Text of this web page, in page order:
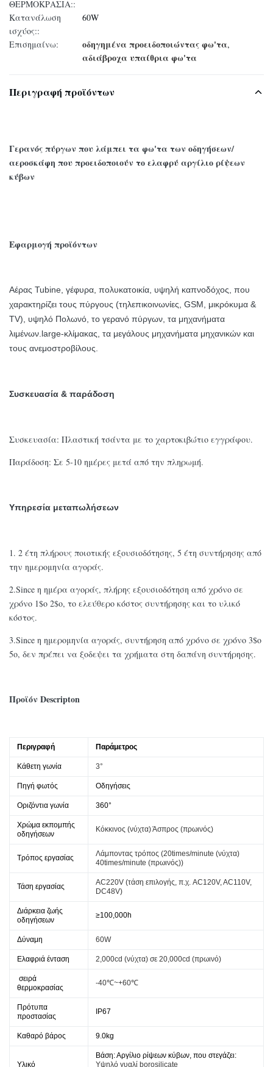
ΘΕΡΜΟΚΡΑΣΙΑ::
Κατανάλωση
ισχύος::
60W
Επισημαίνω: οδηγημένα προειδοποιώντας φω'τα,
αδιάβροχα υπαίθρια φω'τα
Περιγραφή προϊόντων
Γερανός πύργων που λάμπει τα φω'τα των οδηγήσεων/
αεροσκάφη που προειδοποιούν το ελαφρύ αργίλιο ρίψεων
κύβων
Εφαρμογή προϊόντων
Αέρας Tubine, γέφυρα, πολυκατοικία, υψηλή καπνοδόχος, που
χαρακτηρίζει τους πύργους (τηλεπικοινωνίες, GSM, μικρόκυμα &
TV), υψηλό Πολωνό, το γερανό πύργων, τα μηχανήματα
λιμένων.large-κλίμακας, τα μεγάλους μηχανήματα μηχανικών και
τους ανεμοστροβίλους.
Συσκευασία & παράδοση
Συσκευασία: Πλαστική τσάντα με το χαρτοκιβώτιο εγγράφου.
Παράδοση: Σε 5-10 ημέρες μετά από την πληρωμή.
Υπηρεσία μεταπωλήσεων
1. 2 έτη πλήρους ποιοτικής εξουσιοδότησης, 5 έτη συντήρησης από
την ημερομηνία αγοράς.
2.Since η ημέρα αγοράς, πλήρης εξουσιοδότηση από χρόνο σε
χρόνο 1$ο 2$ο, το ελεύθερο κόστος συντήρησης και το υλικό
κόστος.
3.Since η ημερομηνία αγοράς, συντήρηση από χρόνο σε χρόνο 3$ο
5ο, δεν πρέπει να ξοδεψει τα χρήματα στη δαπάνη συντήρησης.
Προϊόν Descripton
Περιγραφή Παράμετρος
Κάθετη γωνία 3°
Πηγή φωτός Οδηγήσεις
Οριζόντια γωνία 360°
Χρώμα εκπομπής
οδηγήσεων
Κόκκινος (νύχτα) Άσπρος (πρωινός)
Τρόπος εργασίας Λάμποντας τρόπος (20times/minute (νύχτα)
40times/minute (πρωινός))
Τάση εργασίας
AC220V (τάση επιλογής, π.χ. AC120V, AC110V,
DC48V)
Διάρκεια ζωής
οδηγήσεων
≥100,000h
Δύναμη 60W
Ελαφριά ένταση 2,000cd (νύχτα) σε 20,000cd (πρωινό)
σειρά
θερμοκρασίας
-40℃~+60℃
Πρότυπα
προστασίας
IP67
Καθαρό βάρος 9.0kg
Υλικό
Βάση: Αργίλιο ρίψεων κύβων, που στεγάζει:
Υψηλό γυαλί borosilicate